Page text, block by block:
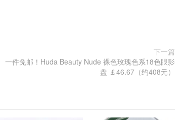
下一篇
一件免邮！Huda Beauty Nude 裸色玫瑰色系18色眼影
盘 ￡46.67（约408元）